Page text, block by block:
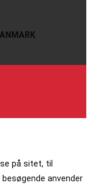
på sitet, til
anvender